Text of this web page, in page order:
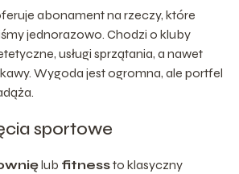
abonament na rzeczy, które
jednorazowo. Chodzi o kluby
usługi sprzątania, a nawet
Wygoda jest ogromna, ale portfel
sportowe
lub fitnessto klasyczny